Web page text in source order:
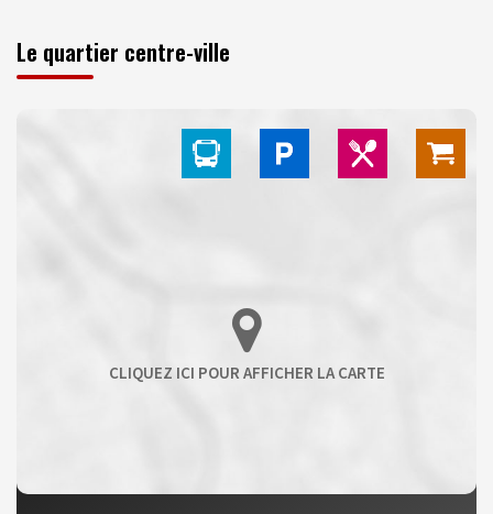
Le quartier centre-ville